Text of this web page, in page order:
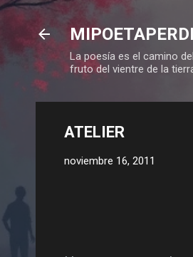
La poesía es el camino
fruto del vientre de la
ATELIER
noviembre 16, 2011